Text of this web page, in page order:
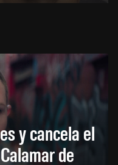
y cancela el
de